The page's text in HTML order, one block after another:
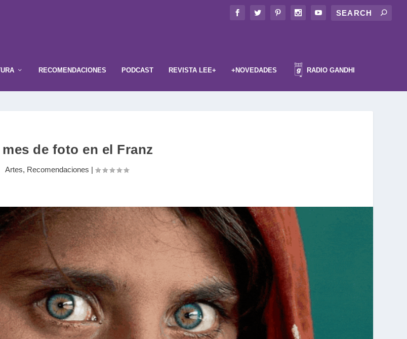
RECOMENDACIONES PODCAST REVISTA LEE+ +NOVEDADES RADIO GANDHI
mes de foto en el Franz
Artes, Recomendaciones |